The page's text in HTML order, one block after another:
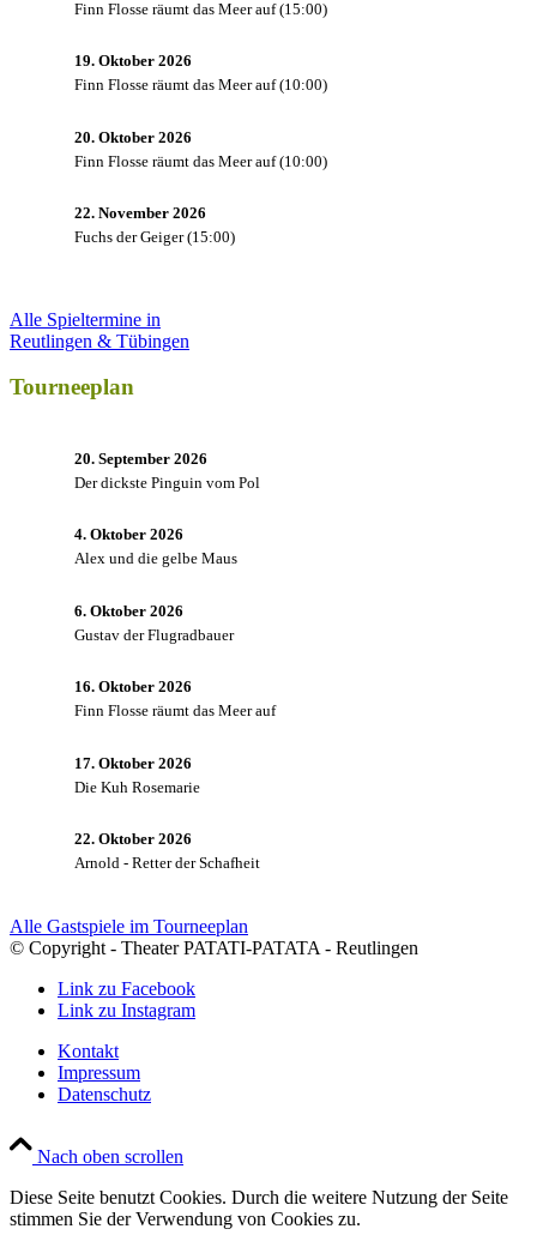
Finn Flosse räumt das Meer auf(15:00)
19. Oktober 2026
Finn Flosse räumt das Meer auf(10:00)
20. Oktober 2026
Finn Flosse räumt das Meer auf(10:00)
22. November 2026
Fuchs der Geiger(15:00)
Alle Spieltermine in
Reutlingen & Tübingen
Tourneeplan
20. September 2026
Der dickste Pinguin vom Pol
4. Oktober 2026
Alex und die gelbe Maus
6. Oktober 2026
Gustav der Flugradbauer
16. Oktober 2026
Finn Flosse räumt das Meer auf
17. Oktober 2026
Die Kuh Rosemarie
22. Oktober 2026
Arnold - Retter der Schafheit
Alle Gastspiele im Tourneeplan
© Copyright - Theater PATATI-PATATA - Reutlingen
Link zu Facebook
Link zu Instagram
Kontakt
Impressum
Datenschutz
Nach oben scrollen
Diese Seite benutzt Cookies. Durch die weitere Nutzung der Seite
stimmen Sie der Verwendung von Cookies zu.